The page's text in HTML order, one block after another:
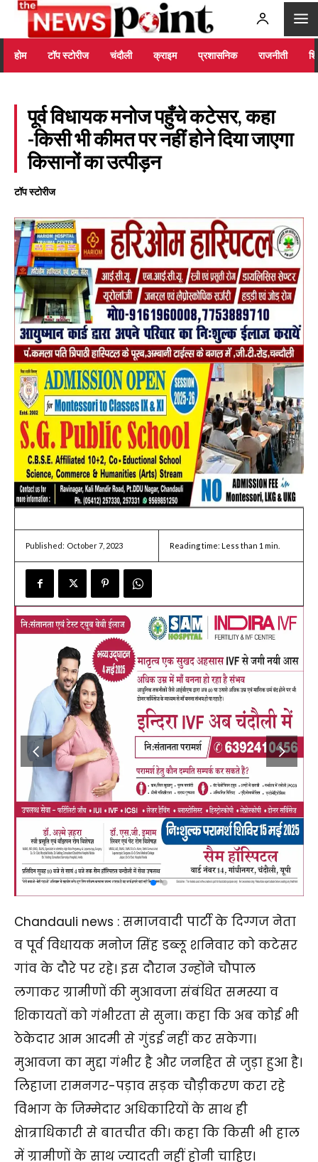
होम टॉप स्टोरीज चंदौली क्राइम प्रशासनिक राजनीती
पूर्व विधायक मनोज पहुँचे कटेसर, कहा
-किसी भी कीमत पर नहीं होने दिया जाएगा
किसानों का उत्पीड़न
टॉप स्टोरीज
Published: October 7, 2023 Reading time: Less than 1 min.
Chandauli news : समाजवादी पार्टी के दिग्गज नेता
व पूर्व विधायक मनोज सिंह डब्लू शनिवार को कटेसर
गांव के दौरे पर रहे। इस दौरान उन्होंने चौपाल
लगाकर ग्रामीणों की मुआवजा संबंधित समस्या व
शिकायतों को गंभीरता से सुना। कहा कि अब कोई भी
ठेकेदार आम आदमी से गुंडई नहीं कर सकेगा।
मुआवजा का मुद्दा गंभीर है और जनहित से जुड़ा हुआ है।
लिहाजा रामनगर-पड़ाव सड़क चौड़ीकरण करा रहे
विभाग के जिम्मेदार अधिकारियों के साथ ही
क्षेात्राधिकारी से बातचीत की। कहा कि किसी भी हाल
में ग्रामीणों के साथ ज्यादती नहीं होनी चाहिए।